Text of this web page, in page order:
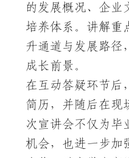
的发展概况、企业
培养体系。讲解重
升通道与发展路径
成长前景。
在互动答疑环节后
简历，并随后在现
次宣讲会不仅为毕
机会，也进一步加